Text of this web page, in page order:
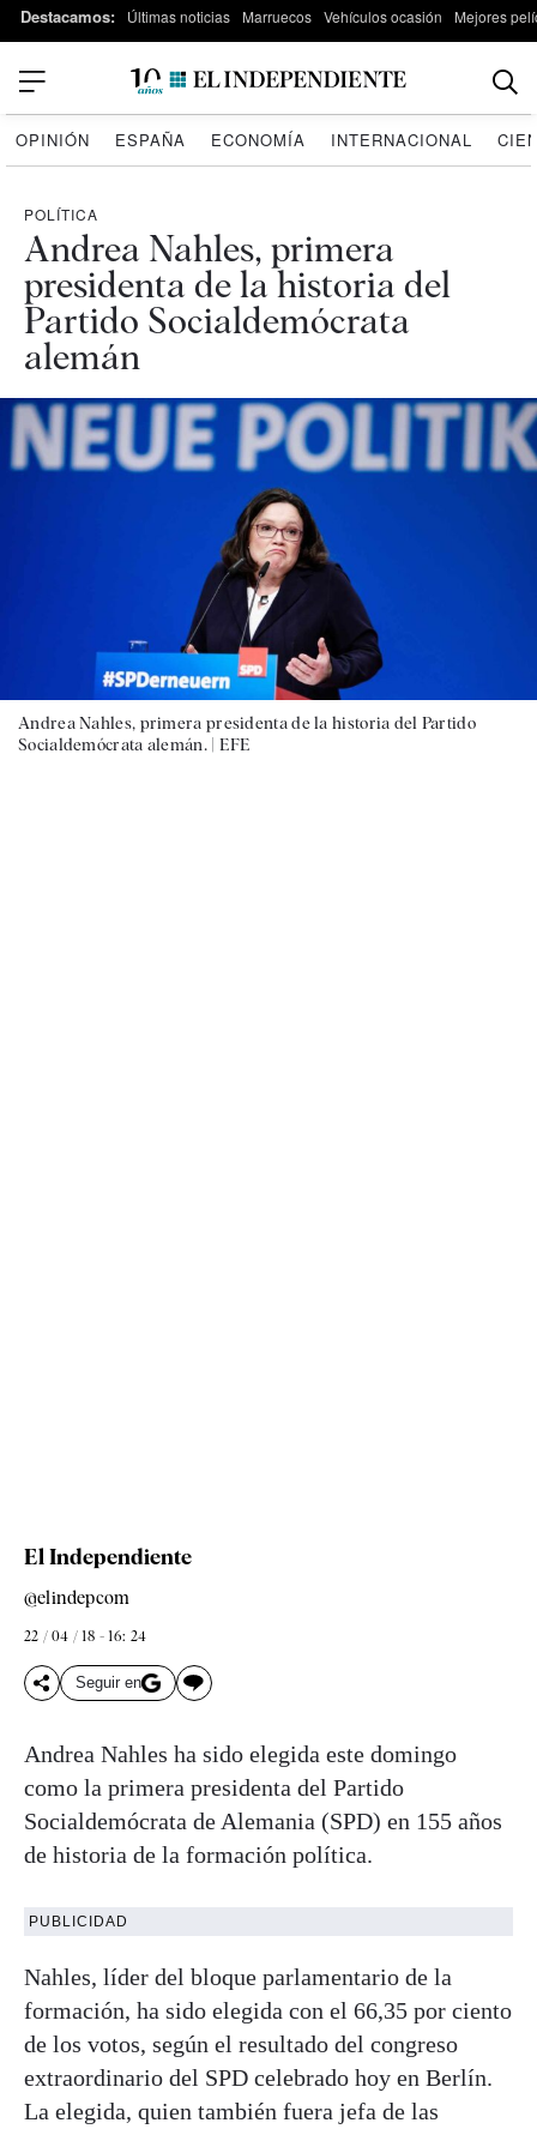
Destacamos: Últimas noticias Marruecos Vehículos ocasión Mejores
OPINIÓN ESPAÑA ECONOMÍA INTERNACIONAL
POLÍTICA
Andrea Nahles, primera
presidenta de la historia del
Partido Socialdemócrata
alemán
Andrea Nahles, primera presidenta de la historia del Partido
Socialdemócrata alemán. | EFE
El Independiente
@elindepcom
22 / 04 / 18 - 16: 24
Seguir en
Andrea Nahles ha sido elegida este domingo
como la primera presidenta del Partido
Socialdemócrata de Alemania (SPD) en 155 años
de historia de la formación política.
PUBLICIDAD
Nahles, líder del bloque parlamentario de la
formación, ha sido elegida con el 66,35 por ciento
de los votos, según el resultado del congreso
extraordinario del SPD celebrado hoy en Berlín.
La elegida, quien también fuera jefa de las